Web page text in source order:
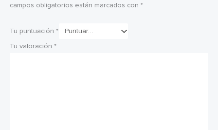
campos obligatorios están marcados con *
Tu puntuación *
Tu valoración *